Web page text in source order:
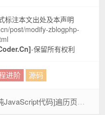
标注本文出处及本声明
post/modify-zblogphp-
-保留所有权利
进阶 源码
[纯JavaScript代码]遍历页面中所有的元素